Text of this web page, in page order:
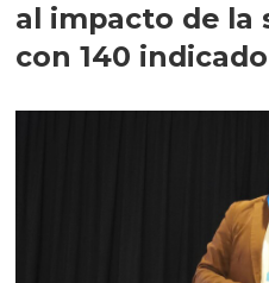
al impacto de la
con 140